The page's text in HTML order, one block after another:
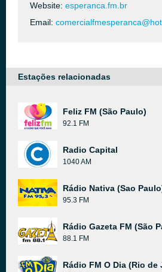
Website: esperanca.fm.br
Email:
Estações relacionadas
Feliz FM (São Paulo)
92.1 FM
Radio Capital
1040 AM
Rádio Nativa (Sao
95.3 FM
Rádio Gazeta FM (São
88.1 FM
Rádio FM O Dia (Rio de